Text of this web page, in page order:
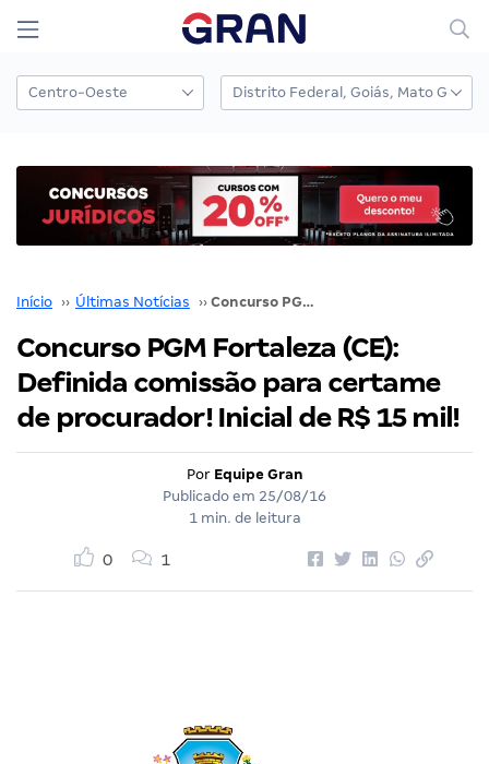
Início ›› Últimas Notícias ›› Concurso PGM Fortaleza (CE): Definida comissão para certame de procurador! Inicial de R$ 15 mil!
Concurso PGM Fortaleza (CE):
Definida comissão para certame
de procurador! Inicial de R$ 15 mil!
Por Equipe Gran
Publicado em 25/08/16
1 min. de leitura
0 1